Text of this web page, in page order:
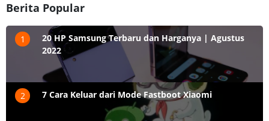
Berita Popular
1
20 HP Samsung Terbaru dan Harganya | Agustus
2022
2 7 Cara Keluar dari Mode Fastboot Xiaomi